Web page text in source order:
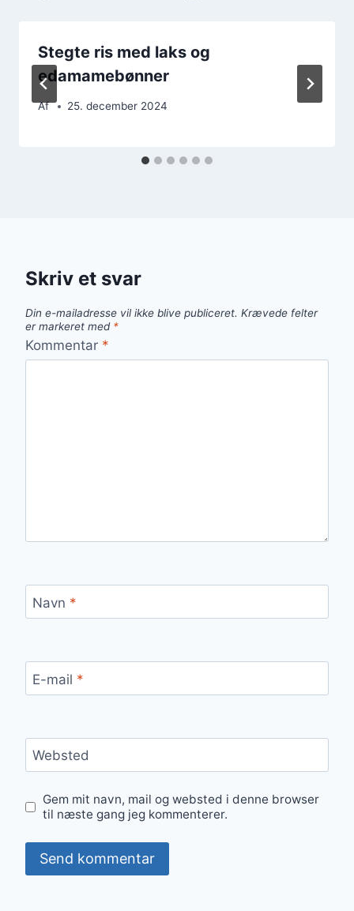
Stegte ris med laks og
edamamebønner
Af 25. december 2024
Skriv et svar
Din e-mailadresse vil ikke blive publiceret. Krævede felter
er markeret med *
Kommentar *
Navn *
E-mail *
Websted
Gem mit navn, mail og websted i denne browser
til næste gang jeg kommenterer.